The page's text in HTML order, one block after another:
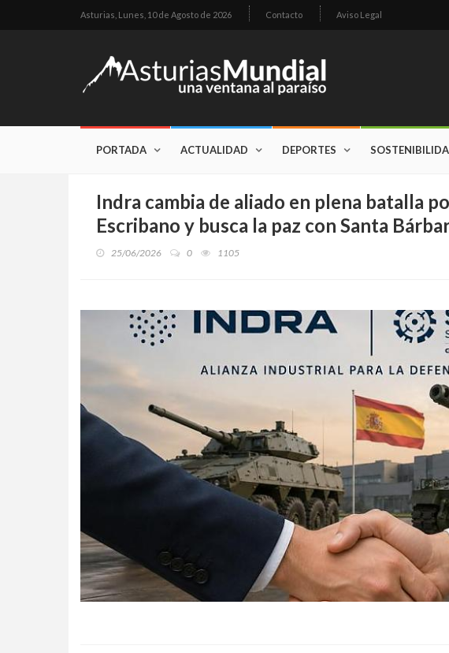
Asturias, Lunes, 10 de Agosto de 2026 Contacto Aviso Legal
PORTADA ACTUALIDAD DEPORTES
Indra cambia de aliado en plena batalla
Escribano y busca la paz con Santa
25/06/2026 0 1105